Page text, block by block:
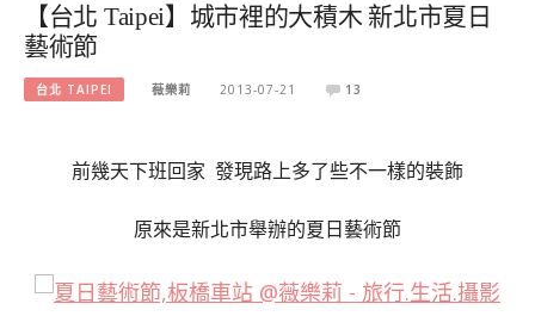
【台北 Taipei】城市裡的大積木 新北市夏日
藝術節
台北 TAIPEI 薇樂莉 2013-07-21 13
前幾天下班回家 發現路上多了些不一樣的裝飾
原來是新北市舉辦的夏日藝術節